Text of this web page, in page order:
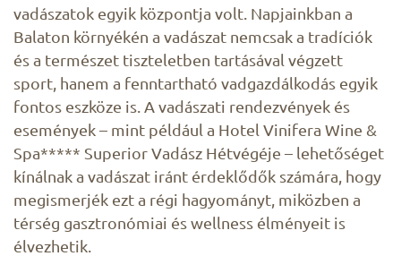
vadászatok egyik központja volt. Napjainkban a
Balaton környékén a vadászat nemcsak a tradíciók
és a természet tiszteletben tartásával végzett
sport, hanem a fenntartható vadgazdálkodás egyik
fontos eszköze is. A vadászati rendezvények és
események – mint például a Hotel Vinifera Wine &
Spa***** Superior Vadász Hétvégéje – lehetőséget
kínálnak a vadászat iránt érdeklődők számára, hogy
megismerjék ezt a régi hagyományt, miközben a
térség gasztronómiai és wellness élményeit is
élvezhetik.